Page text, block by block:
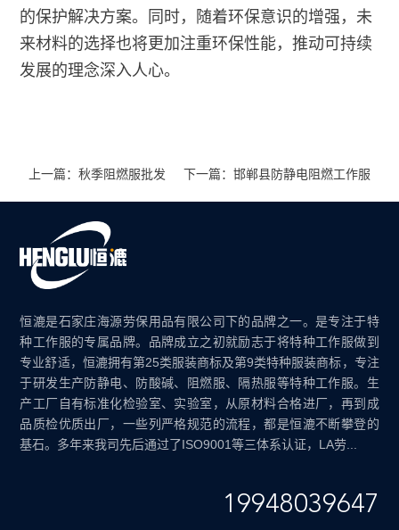
的保护解决方案。同时，随着环保意识的增强，未
来材料的选择也将更加注重环保性能，推动可持续
发展的理念深入人心。
上一篇：秋季阻燃服批发 下一篇：邯郸县防静电阻燃工作服
恒漉是石家庄海源劳保用品有限公司下的品牌之一。是专注于特
种工作服的专属品牌。品牌成立之初就励志于将特种工作服做到
专业舒适，恒漉拥有第25类服装商标及第9类特种服装商标，专注
于研发生产防静电、防酸碱、阻燃服、隔热服等特种工作服。生
产工厂自有标准化检验室、实验室，从原材料合格进厂，再到成
品质检优质出厂，一些列严格规范的流程，都是恒漉不断攀登的
基石。多年来我司先后通过了ISO9001等三体系认证，LA劳...
19948039647